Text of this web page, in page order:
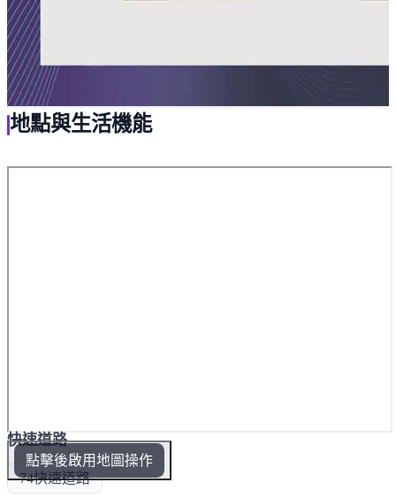
地點與生活機能
點擊後啟用地圖操作
快速道路
74快速道路